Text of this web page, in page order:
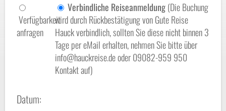
Verfügbarkeit
anfragen
Verbindliche Reiseanmeldung(Die Buchung
wird durch Rückbestätigung von Gute Reise
Hauck verbindlich, sollten Sie diese nicht binnen 3
Tage per eMail erhalten, nehmen Sie bitte über
info@hauckreise.de oder 09082-959 950
Kontakt auf)
Datum: